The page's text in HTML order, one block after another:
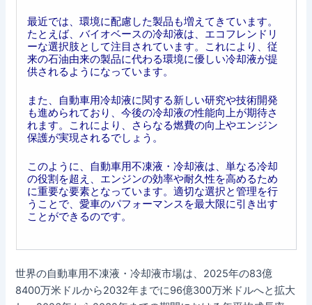
最近では、環境に配慮した製品も増えてきています。
たとえば、バイオベースの冷却液は、エコフレンドリ
ーな選択肢として注目されています。これにより、従
来の石油由来の製品に代わる環境に優しい冷却液が提
供されるようになっています。
また、自動車用冷却液に関する新しい研究や技術開発
も進められており、今後の冷却液の性能向上が期待さ
れます。これにより、さらなる燃費の向上やエンジン
保護が実現されるでしょう。
このように、自動車用不凍液・冷却液は、単なる冷却
の役割を超え、エンジンの効率や耐久性を高めるため
に重要な要素となっています。適切な選択と管理を行
うことで、愛車のパフォーマンスを最大限に引き出す
ことができるのです。
世界の自動車用不凍液・冷却液市場は、2025年の83億
8400万米ドルから2032年までに96億300万米ドルへと拡大